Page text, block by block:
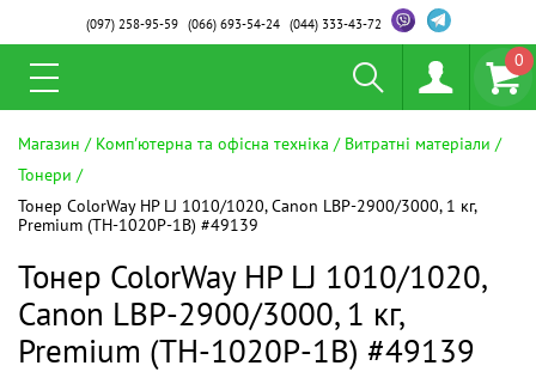
(097)258-95-59 (066)693-54-24 (044)333-43-72
0
Магазин Комп'ютерна та офісна техніка
Витратні матеріали
Тонери
Тонер ColorWay HP LJ 1010/1020, Canon LBP-2900/3000, 1 кг,
Premium (TH-1020P-1B) #49139
Тонер ColorWay HP LJ 1010/1020,
Canon LBP-2900/3000, 1 кг,
Premium (TH-1020P-1B) #49139